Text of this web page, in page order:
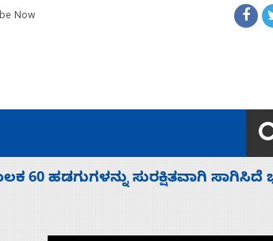
Now
ನಡೆಸಲು ಬಿಡೆವು: ಛಲವಾದಿ ನಾರಾಯಣಸ್ವಾಮಿ